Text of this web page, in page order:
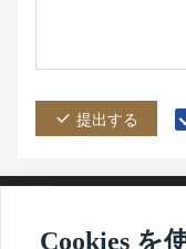
提出する
Cookies を